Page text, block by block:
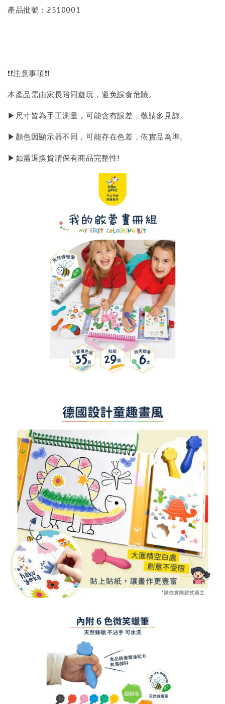
產品批號：2510001
❗❗注意事項❗❗
本產品需由家長陪同遊玩，避免誤食危險。
▶尺寸皆為手工測量，可能含有誤差，敬請多見諒。
▶顏色因顯示器不同，可能存在色差，依實品為準。
▶如需退換貨請保有商品完整性!